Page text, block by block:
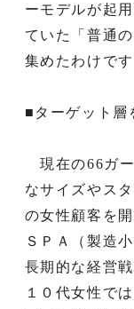
ーモデルが起
ていた「普通
集めたわけです
■ターゲット層
現在の66ガー
なサイズやス
の女性顧客を
ＳＰＡ（製造
長期的な経営
１０代女性で